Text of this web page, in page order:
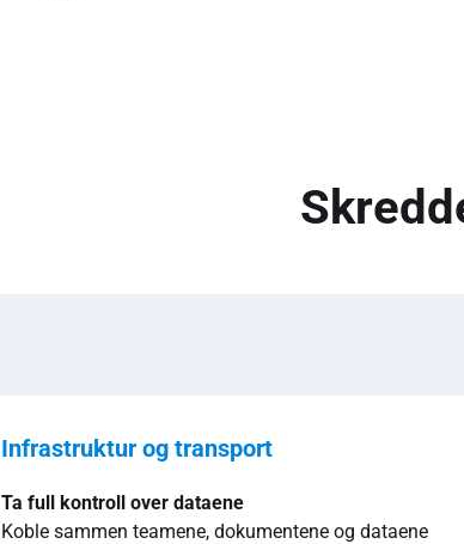
Infrastruktur og transport
Ta full kontroll over dataene
Koble sammen teamene, dokumentene og dataene